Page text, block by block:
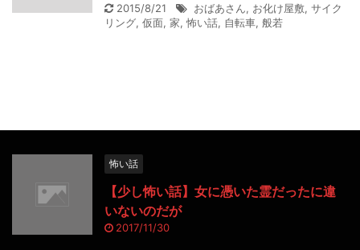
2015/8/21 おばあさん, お化け屋敷, サイク
リング, 仮面, 家, 怖い話, 自転車, 般若
怖い話
【少し怖い話】女に憑いた霊だったに違
いないのだが
2017/11/30